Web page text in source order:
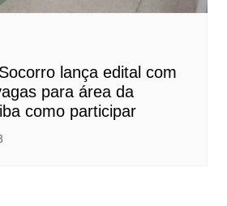
lança edital com
para área da
como participar